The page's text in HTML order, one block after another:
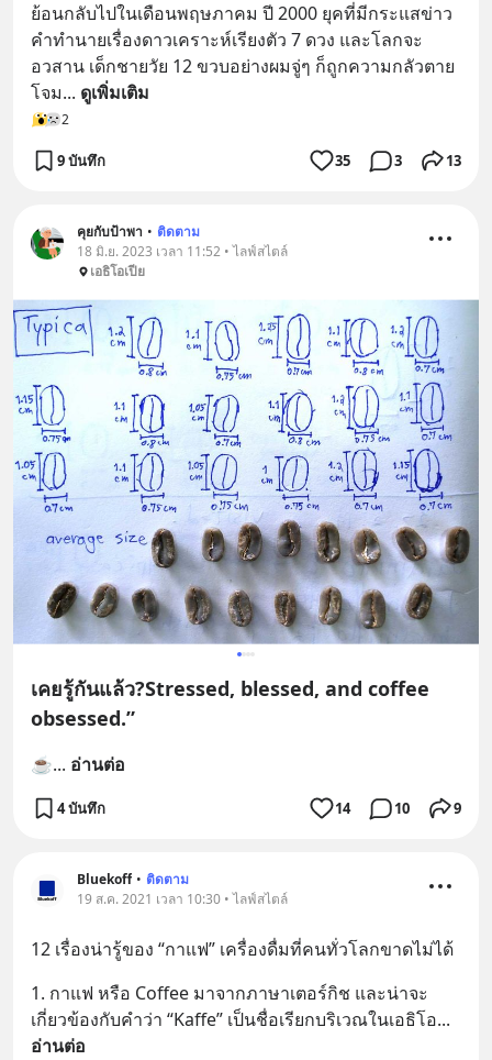
ย้อนกลับไปในเดือนพฤษภาคม ปี 2000 ยุคที่มีกระแสข่าว
คำทำนายเรื่องดาวเคราะห์เรียงตัว 7 ดวง และโลกจะ
อวสาน เด็กชายวัย 12 ขวบอย่างผมจู่ๆ ก็ถูกความกลัวตาย
โจม... ดูเพิ่มเติม
2
9 บันทึก 35 3 13
คุยกับป้าพา • ติดตาม
18 มิ.ย. 2023 เวลา 11:52 • ไลฟ์สไตล์
เอธิโอเปีย
เคยรู้กันแล้ว?Stressed, blessed, and coffee
obsessed.”
☕️... อ่านต่อ
4 บันทึก 14 10 9
Bluekoff • ติดตาม
19 ส.ค. 2021 เวลา 10:30 • ไลฟ์สไตล์
12 เรื่องน่ารู้ของ “กาแฟ” เครื่องดื่มที่คนทั่วโลกขาดไม่ได้
1. กาแฟ หรือ Coffee มาจากภาษาเตอร์กิช และน่าจะ
เกี่ยวข้องกับคำว่า “Kaffe” เป็นชื่อเรียกบริเวณในเอธิโอ
อ่านต่อ